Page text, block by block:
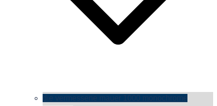
die vermessene mauer 1000 monochrome